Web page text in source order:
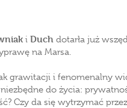
i Duch dotarła już
na Marsa.
grawitacji i fenomenalny
do życia:
Czy da się wytrzymać